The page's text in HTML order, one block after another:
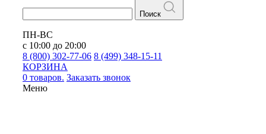
Поиск
ПН-ВС
с 10:00 до 20:00
8 (800) 302-77-06 8 (499) 348-15-11
КОРЗИНА
0 товаров. Заказать звонок
Меню